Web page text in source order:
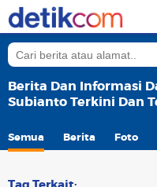
Berita Dan Informasi
Subianto Terkini Dan
Semua Berita Foto